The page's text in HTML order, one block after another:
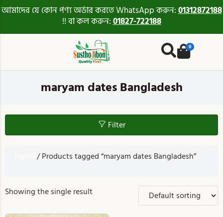
আমাদের যে কোন পণ্য অর্ডার করতে WhatsApp করুন:01312872188
!! বা কল করুন:01827-722188
0
maryam dates Bangladesh
Filter
/ Products tagged “maryam dates Bangladesh”
Showing the single result